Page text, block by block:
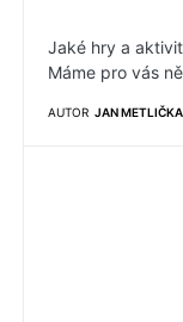
Jaké hry a
Máme pro vás
AUTOR JAN METLIČKA